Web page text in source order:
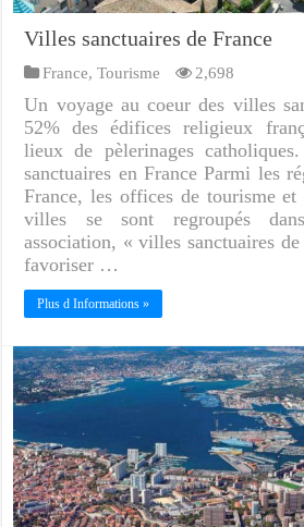
Villes sanctuaires de France
France,Tourisme 2,698
Un voyage au coeur des villes
52% des édifices religieux
lieux de pèlerinages
sanctuaires en France Parmi les
France, les offices de tourisme et
villes se sont regroupés
association, « villes sanctuaires
favoriser …
Plus d Informations »